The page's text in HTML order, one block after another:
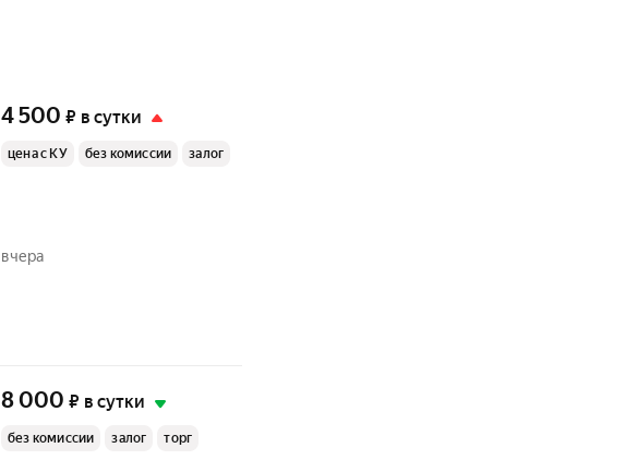
4 500 ₽ в сутки
цена с КУ без комиссии залог
вчера
8 000 ₽ в сутки
без комиссии залог торг